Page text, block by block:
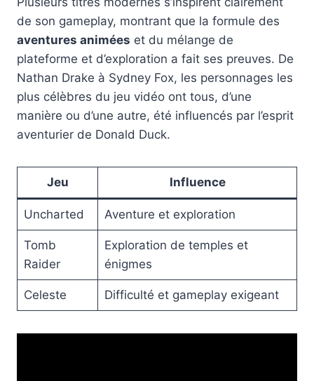
de son gameplay, montrant que la formule des
aventures animées et du mélange de
plateforme et d’exploration a fait ses preuves. De
Nathan Drake à Sydney Fox, les personnages les
plus célèbres du jeu vidéo ont tous, d’une
manière ou d’une autre, été influencés par l’esprit
aventurier de Donald Duck.
Jeu Influence
Uncharted Aventure et exploration
Tomb
Raider
Exploration de temples et
énigmes
Celeste Difficulté et gameplay exigeant